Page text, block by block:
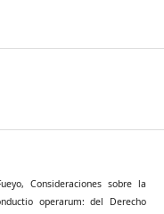
Consideraciones sobre la
operarum: del Derecho